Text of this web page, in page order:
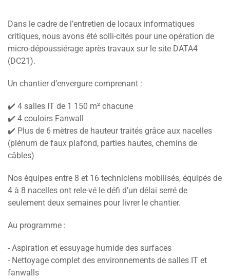
Dans le cadre de l’entretien de locaux informatiques
critiques, nous avons été solli-cités pour une opération de
micro-dépoussiérage après travaux sur le site DATA4
(DC21).
Un chantier d’envergure comprenant :
✔️ 4 salles IT de 1 150 m² chacune
✔️ 4 couloirs Fanwall
✔️ Plus de 6 mètres de hauteur traités grâce aux nacelles
(plénum de faux plafond, parties hautes, chemins de
câbles)
Nos équipes entre 8 et 16 techniciens mobilisés, équipés de
4 à 8 nacelles ont rele-vé le défi d’un délai serré de
seulement deux semaines pour livrer le chantier.
Au programme :
- Aspiration et essuyage humide des surfaces
- Nettoyage complet des environnements de salles IT et
fanwalls